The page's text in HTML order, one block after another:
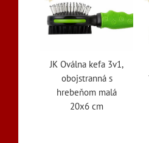
JK Oválna kefa 3v1,
obojstranná s
hrebeňom malá
20x6 cm